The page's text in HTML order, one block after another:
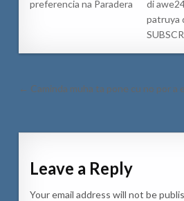
preferencia na Paradera
di
patruya
Post
← Caminda muha ta pone cu no por a
Leave a Reply
Your email address will not be